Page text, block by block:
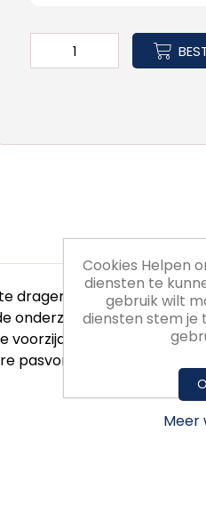
voor, tijdens en
onderzijde lopen de
voorzijde bevinden zich
pasvorm.
Cookies Helpen
diensten te
gebruik wilt
diensten stem je
Meer